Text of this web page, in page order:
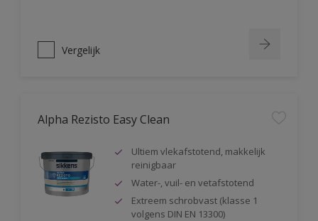
Vergelijk
Alpha Rezisto Easy Clean
Ultiem vlekafstotend, makkelijk
reinigbaar
Water-, vuil- en vetafstotend
Extreem schrobvast (klasse 1
volgens DIN EN 13300)